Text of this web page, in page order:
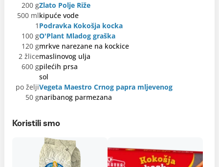
200 gZlato Polje Riže
500 mlkipuće vode
1 Podravka Kokošja kocka
100 gO'Plant Mladog graška
120 gmrkve narezane na kockice
2 žlicemaslinovog ulja
600 gpilećih prsa
sol
po željiVegeta Maestro Crnog papra mljevenog
50 gnaribanog parmezana
Koristili smo